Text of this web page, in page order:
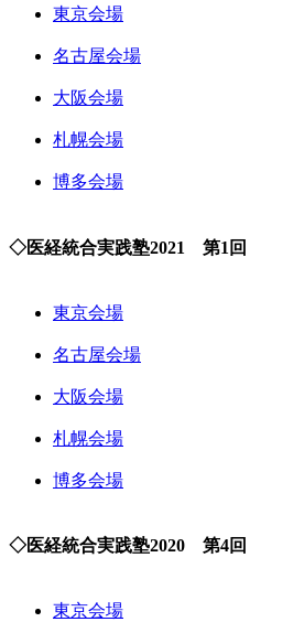
東京会場
名古屋会場
大阪会場
札幌会場
博多会場
◇医経統合実践塾2021 第1回
東京会場
名古屋会場
大阪会場
札幌会場
博多会場
◇医経統合実践塾2020 第4回
東京会場